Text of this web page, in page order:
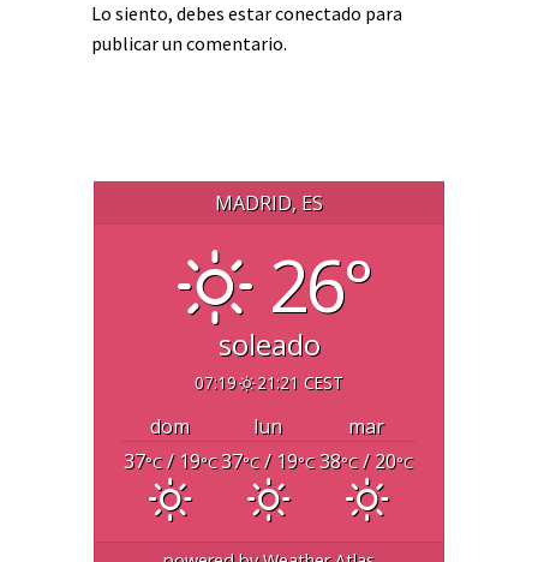
Lo siento, debes estarconectado para
publicar un comentario.
MADRID, ES
26°
soleado
07:19 21:21 CEST
dom lun
mar
37°C/ 19°C37°C/ 19°C 38°C/ 20°C